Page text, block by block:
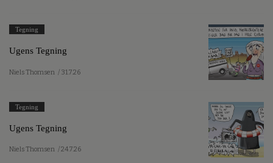
Tegning
Ugens Tegning
Niels Thomsen / 31.7.26
Tegning
Ugens Tegning
Niels Thomsen / 24.7.26